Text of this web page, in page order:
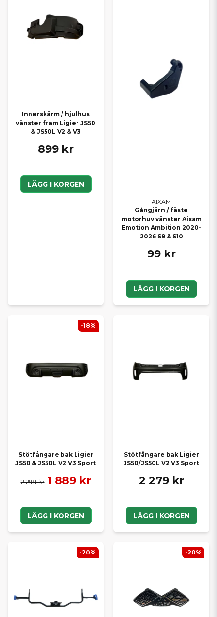
Innerskärm / hjulhus
vänster fram Ligier JS50
& JS50L V2 & V3
899 kr
LÄGG I KORGEN
AIXAM
Gångjärn / fäste
motorhuv vänster Aixam
Emotion Ambition 2020-
2026 S9 & S10
99 kr
LÄGG I KORGEN
Stötfångare bak Ligier
JS50 & JS50L V2 V3 Sport
2 299 kr 1 889 kr
LÄGG I KORGEN
-18%
Stötfångare bak Ligier
JS50/JS50L V2 V3 Sport
2 279 kr
LÄGG I KORGEN
-20% -20%